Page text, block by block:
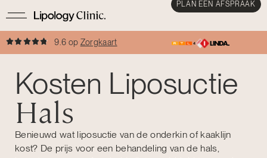
PLAN EEN AFSPRAAK
9.6 op Zorgkaart
Kosten Liposuctie
Hals
Benieuwd wat liposuctie van de onderkin of kaaklijn
kost? De prijs voor een behandeling van de hals,